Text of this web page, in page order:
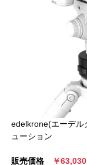
edelkrone(エーデル
ューション
販売価格 ￥63,030